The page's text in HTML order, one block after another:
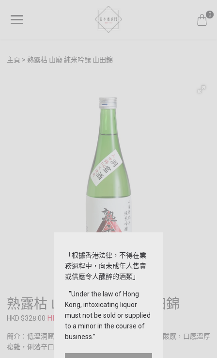
0
主頁 熟露枯 山廢 純米吟釀 山田錦
熟露枯 山廢 純米吟釀 山田錦
HKD $328.00HKD $299.00
簡介：低溫洞窟熟成酒款。米旨香氣交集，獨特山廢酸感，口感溫厚
複雜，俐落辛口。
「根據香港法律，不得在業
務過程中，向未成年人售賣
或供應令人醺醉的酒類」
”Under the law of Hong
Kong, intoxicating liquor
must not be sold or supplied
to a minor in the course of
business.”